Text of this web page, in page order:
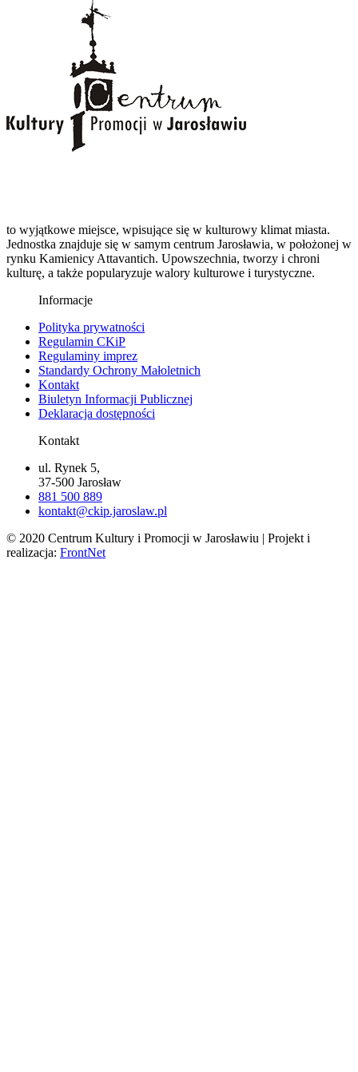
to wyjątkowe miejsce, wpisujące się w kulturowy klimat miasta.
Jednostka znajduje się w samym centrum Jarosławia, w położonej w
rynku Kamienicy Attavantich. Upowszechnia, tworzy i chroni
kulturę, a także popularyzuje walory kulturowe i turystyczne.
Informacje
Polityka prywatności
Regulamin CKiP
Regulaminy imprez
Standardy Ochrony Małoletnich
Kontakt
Biuletyn Informacji Publicznej
Deklaracja dostępności
Kontakt
ul. Rynek 5,
37-500 Jarosław
881 500 889
kontakt@ckip.jaroslaw.pl
© 2020 Centrum Kultury i Promocji w Jarosławiu | Projekt i
realizacja: FrontNet